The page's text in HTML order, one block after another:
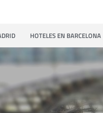
HOTELES EN BARCELONA